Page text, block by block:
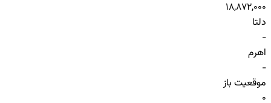
18,872,000
دلتا
-
اهرم
-
موقعیت باز
0